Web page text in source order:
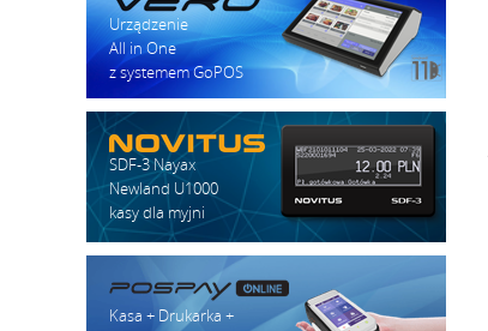
Urządzenie
All in One
z systemem GoPOS
SDF-3 Nayax
Newland U1000
kasy dla myjni
Kasa + Drukarka +